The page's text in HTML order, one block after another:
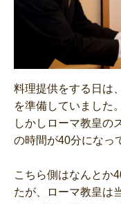
料理提供をする日は
を準備していました。
しかしローマ教皇の
の時間が40分になっ
こちら側はなんとか
たが、ローマ教皇は